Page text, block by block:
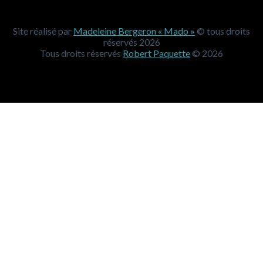
Site réalisé par Madeleine Bergeron « Mado » © tous droits
réservés 2026
Tous droits réservés Robert Paquette© 2026